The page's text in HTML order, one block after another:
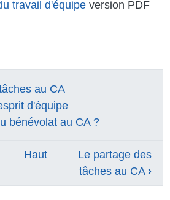
travail d'équipe version PDF
au CA
d'équipe
bénévolat au CA ?
de livre pour Le
Haut
Le partage des
tâches au CA ›